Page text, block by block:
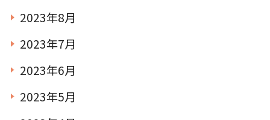
2023年8月
2023年7月
2023年6月
2023年5月